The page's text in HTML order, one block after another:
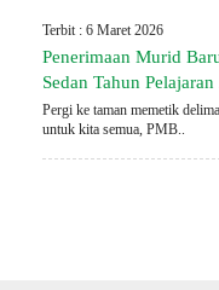
Terbit : 6 Maret 2026
Penerimaan Murid
Sedan Tahun
Pergi ke taman memetik
untuk kita semua, PMB..